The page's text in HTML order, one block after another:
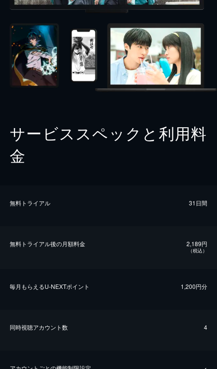
サービススペックと利用料
金
無料トライアル 31日間
無料トライアル後の⽉額料金 2,189円
（税込）
毎⽉もらえるU-NEXTポイント 1,200円分
同時視聴アカウント数 4